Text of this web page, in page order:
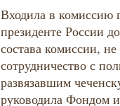
Входила в комиссию
президенте России
состава комиссии,
сотрудничество с
развязавшим
руководила Фондом